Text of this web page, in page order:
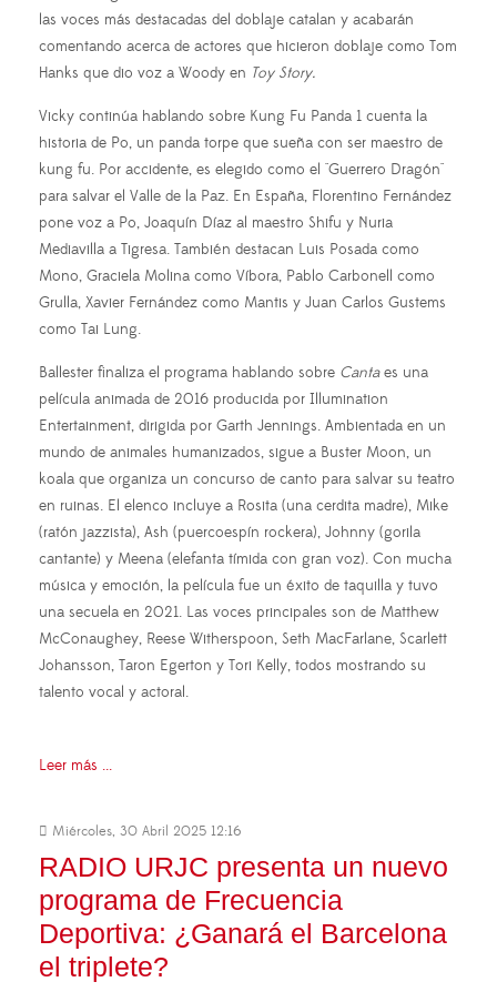
las voces más destacadas del doblaje catalan y acabarán
comentando acerca de actores que hicieron doblaje como Tom
Hanks que dio voz a Woody en Toy Story.
Vicky continúa hablando sobre Kung Fu Panda 1 cuenta la
historia de Po, un panda torpe que sueña con ser maestro de
kung fu. Por accidente, es elegido como el "Guerrero Dragón"
para salvar el Valle de la Paz. En España, Florentino Fernández
pone voz a Po, Joaquín Díaz al maestro Shifu y Nuria
Mediavilla a Tigresa. También destacan Luis Posada como
Mono, Graciela Molina como Víbora, Pablo Carbonell como
Grulla, Xavier Fernández como Mantis y Juan Carlos Gustems
como Tai Lung.
Ballester finaliza el programa hablando sobre Cantaes una
película animada de 2016 producida por Illumination
Entertainment, dirigida por Garth Jennings. Ambientada en un
mundo de animales humanizados, sigue a Buster Moon, un
koala que organiza un concurso de canto para salvar su teatro
en ruinas. El elenco incluye a Rosita (una cerdita madre), Mike
(ratón jazzista), Ash (puercoespín rockera), Johnny (gorila
cantante) y Meena (elefanta tímida con gran voz). Con mucha
música y emoción, la película fue un éxito de taquilla y tuvo
una secuela en 2021. Las voces principales son de Matthew
McConaughey, Reese Witherspoon, Seth MacFarlane, Scarlett
Johansson, Taron Egerton y Tori Kelly, todos mostrando su
talento vocal y actoral.
Leer más ...
Miércoles, 30 Abril 2025 12:16
RADIO URJC presenta un nuevo
programa de Frecuencia
Deportiva: ¿Ganará el Barcelona
el triplete?